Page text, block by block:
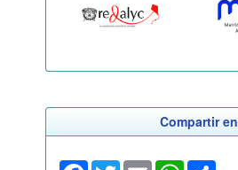
Compartir en